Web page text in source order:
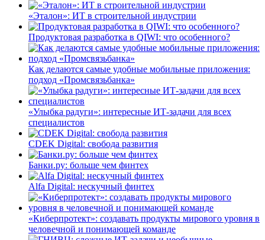
«Эталон»: ИТ в строительной индустрии
Продуктовая разработка в QIWI: что особенного?
Как делаются самые удобные мобильные приложения:
подход «Промсвязьбанка»
«Улыбка радуги»: интересные ИТ-задачи для всех
специалистов
CDEK Digital: свобода развития
Банки.ру: больше чем финтех
Alfa Digital: нескучный финтех
«Киберпротект»: создавать продукты мирового уровня в
человечной и понимающей команде